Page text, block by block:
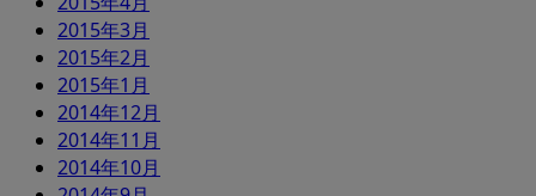
2015年3月
2015年2月
2015年1月
2014年12月
2014年11月
2014年10月